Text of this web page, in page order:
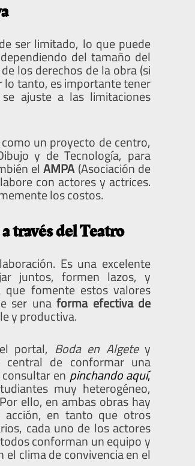
ser limitado, lo que puede
del tamaño del
los derechos de la obra (si
lo tanto, es importante tener
ajuste a las limitaciones
un proyecto de centro,
y de Tecnología, para
elAMPA(Asociación de
con actores y actrices.
los costos.
través del Teatro
Es una excelente
juntos, formen lazos, y
fomente estos valores
ser unaforma efectiva de
y productiva.
portal, Boda en Algete y
de conformar una
enpinchando aquí,
muy heterogéneo,
ello, en ambas obras hay
en tanto que otros
cada uno de los actores
conforman un equipo y
clima de convivencia en el